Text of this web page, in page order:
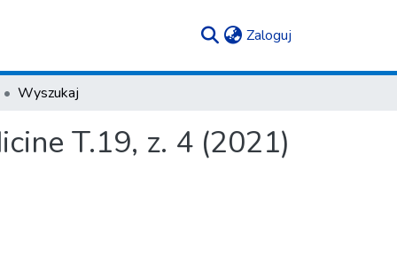
Zaloguj
Wyszukaj
T.19, z. 4 (2021)